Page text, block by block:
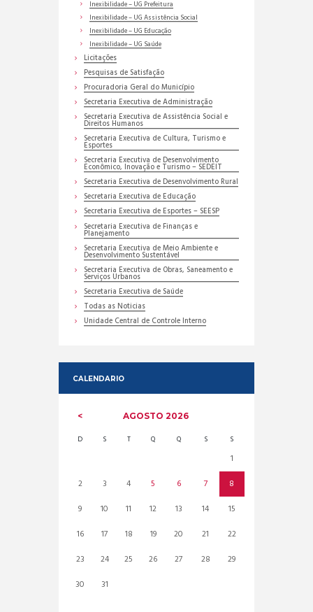
Inexibilidade – UG Prefeitura
Inexibilidade – UG Assistência Social
Inexibilidade – UG Educação
Inexibilidade – UG Saúde
Licitações
Pesquisas de Satisfação
Procuradoria Geral do Município
Secretaria Executiva de Administração
Secretaria Executiva de Assistência Social e
Direitos Humanos
Secretaria Executiva de Cultura, Turismo e
Esportes
Secretaria Executiva de Desenvolvimento
Econômico, Inovação e Turismo – SEDEIT
Secretaria Executiva de Desenvolvimento Rural
Secretaria Executiva de Educação
Secretaria Executiva de Esportes – SEESP
Secretaria Executiva de Finanças e
Planejamento
Secretaria Executiva de Meio Ambiente e
Desenvolvimento Sustentável
Secretaria Executiva de Obras, Saneamento e
Serviços Urbanos
Secretaria Executiva de Saúde
Todas as Noticias
Unidade Central de Controle Interno
CALENDARIO
AGOSTO2026
D S T Q Q S S
1
2
3 4 5 6 7
8
9
10 11 12 13 14
15
16
17 18 19 20 21
22
23
24 25 26 27 28
29
30
31